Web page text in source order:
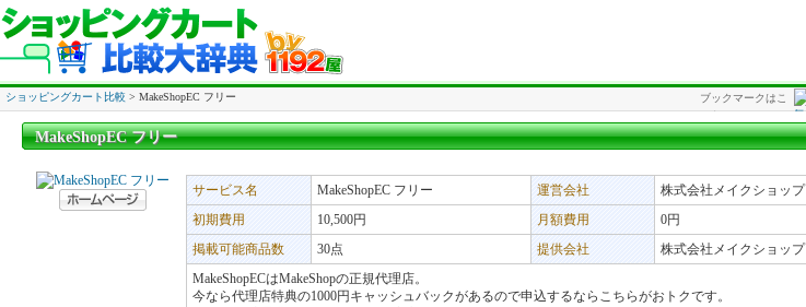
ショッピングカート比較 > MakeShopEC フリー
ブックマークはこ
ちら
MakeShopEC フリー
MakeShopEC フリー
サービス名 MakeShopEC フリー 運営会社
株式会社メイクショップ
初期費用
10,500円 月額費用
0円
掲載可能商品数
30点 提供会社
株式会社メイクショップ
MakeShopECはMakeShopの正規代理店。
今なら代理店特典の1000円キャッシュバックがあるので申込するならこちらがおトクです。